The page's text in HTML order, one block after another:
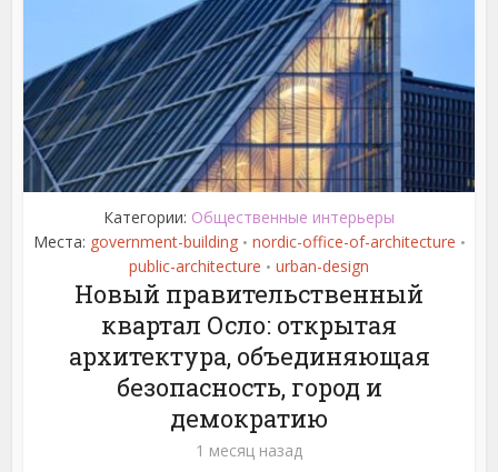
Категории: Общественные интерьеры
Места: government-building • nordic-office-of-architecture •
public-architecture • urban-design
Новый правительственный
квартал Осло: открытая
архитектура, объединяющая
безопасность, город и
демократию
1 месяц назад